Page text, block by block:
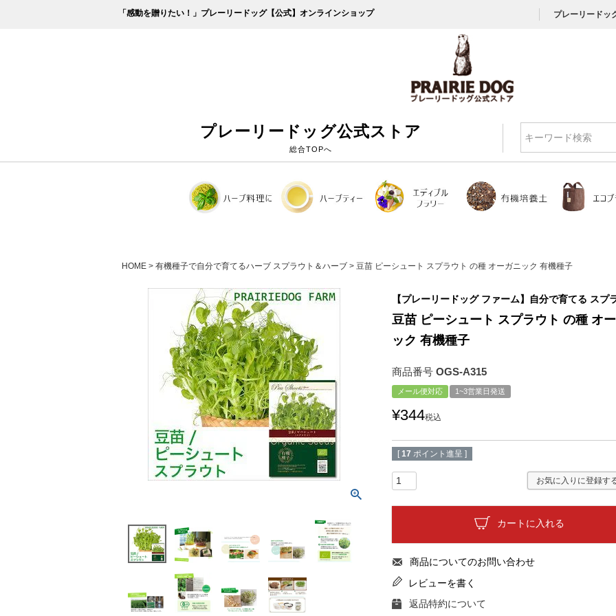
「感動を贈りたい！」プレーリードッグ【公式】オンラインショップ プレーリードッ
プレーリードッグ公式ストア
総合TOPへ
検索
HOME 有機種子で自分で育てるハーブ スプラウト＆ハーブ 豆苗 ピーシュート スプラウト の種 オーガニック 有機種子
【プレーリードッグ ファーム】自分で育てる スプ
豆苗 ピーシュート スプラウト の種 オ
ック 有機種子
商品番号 OGS-A315
メール便対応 1~3営業日発送
¥344税込
[ 17 ポイント進呈 ]
お気に入りに登録す
カートに入れる
商品についてのお問い合わせ
レビューを書く
返品特約について